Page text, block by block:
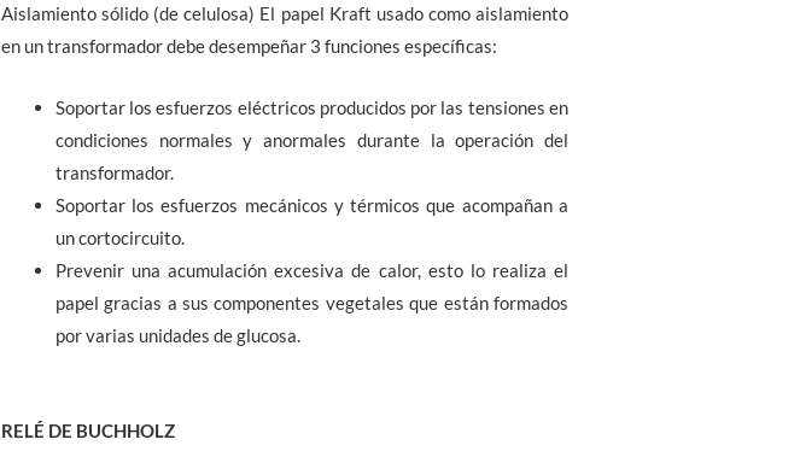
Aislamiento sólido (de celulosa) El papel Kraft usado como aislamiento
en un transformador debe desempeñar 3 funciones específicas:
Soportar los esfuerzos eléctricos producidos por las tensiones en
condiciones normales y anormales durante la operación del
transformador.
Soportar los esfuerzos mecánicos y térmicos que acompañan a
un cortocircuito.
Prevenir una acumulación excesiva de calor, esto lo realiza el
papel gracias a sus componentes vegetales que están formados
por varias unidades de glucosa.
RELÉ DE BUCHHOLZ